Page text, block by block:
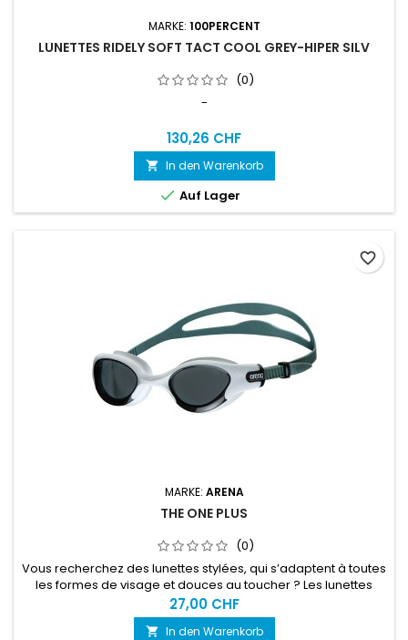
MARKE: 100PERCENT
LUNETTES RIDELY SOFT TACT COOL GREY-HIPER SILV
(0)
-
130,26 CHF
 In den Warenkorb
 Auf Lager
MARKE: ARENA
THE ONE PLUS
(0)
Vous recherchez des lunettes stylées, qui s’adaptent à toutes
les formes de visage et douces au toucher ? Les lunettes
confortables arena The One Plus sont idéales pour les
nageurs, nageuses et triathlètes.
27,00 CHF
 In den Warenkorb
favorite_border